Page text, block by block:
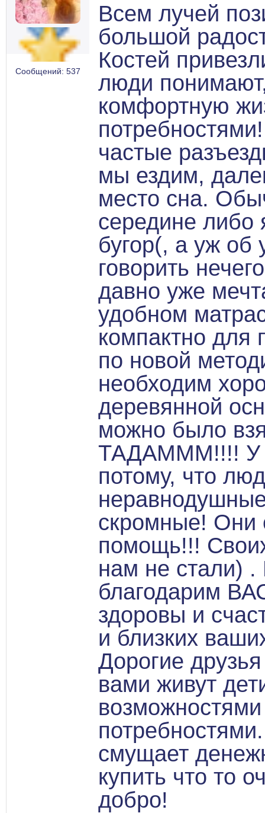
Сообщений: 537
Всем лучей
большой
Костей
люди
комфортную
частые
мы ездим,
место сна.
середине либо
бугор(, а уж об
говорить
давно уже
удобном
компактно для
по новой
необходим
деревянной
можно было
ТАДАМММ!!!! У
потому, что
скромные! Они
помощь!!!
нам не стали)
благодарим
здоровы и
и близких
Дорогие
вами живут
смущает
купить что то
добро!